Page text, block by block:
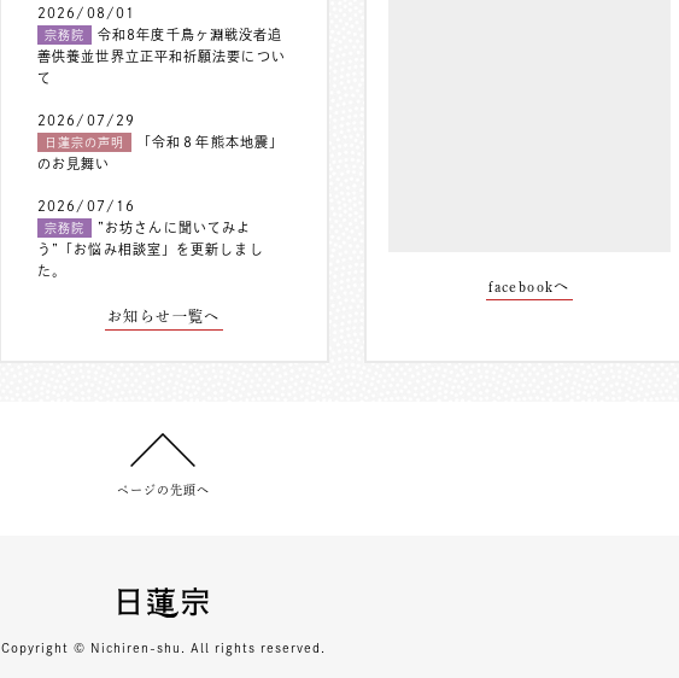
2026/08/01
宗務院
令和8年度千鳥ヶ淵戦没者追
善供養並世界立正平和祈願法要につい
て
2026/07/29
日蓮宗の声明
「令和８年熊本地震」
のお見舞い
2026/07/16
宗務院
”お坊さんに聞いてみよ
う”「お悩み相談室」を更新しまし
た。
お知らせ一覧へ
facebookへ
ページの先頭へ
Copyright © Nichiren-shu. All rights reserved.